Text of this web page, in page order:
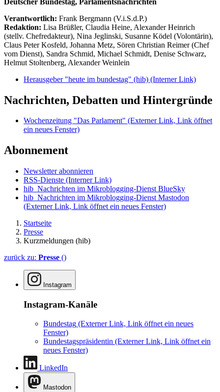
Verantwortlich: Frank Bergmann (V.i.S.d.P.)
Redaktion: Lisa Brüßler, Claudia Heine, Alexander Heinrich
(stellv. Chefredakteur), Nina Jeglinski, Susanne Ködel (Volontärin),
Claus Peter Kosfeld, Johanna Metz, Sören Christian Reimer (Chef
vom Dienst), Sandra Schmid, Michael Schmidt, Denise Schwarz,
Helmut Stoltenberg, Alexander Weinlein
Herausgeber "heute im bundestag" (hib) (Interner Link)
Nachrichten, Debatten und Hintergründe
Wochenzeitung "Das Parlament" (Externer Link, Link öffnet
ein neues Fenster)
Abonnement
Newsletter abonnieren
RSS-Dienste (Interner Link)
hib_Nachrichten im Mikroblogging-Dienst BlueSky
hib_Nachrichten im Mikroblogging-Dienst Mastodon
(Externer Link, Link öffnet ein neues Fenster)
Startseite
Presse
Kurzmeldungen (hib)
zurück zu: Presse ()
Instagram
Instagram-Kanäle
Bundestag (Externer Link, Link öffnet ein neues
Fenster)
Bundestagspräsidentin (Externer Link, Link öffnet ein
neues Fenster)
LinkedIn
Mastodon